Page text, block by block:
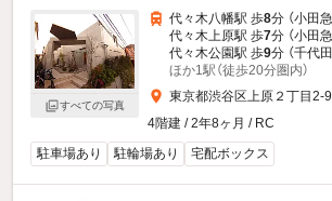
すべての写真
代々木八幡駅 歩8分 （小田急
代々木上原駅 歩7分 （小田
代々木公園駅 歩9分 （千代田
ほか1駅（徒歩20分圏内）
東京都渋谷区上原２丁目2-9
4階建 / 2年8ヶ月 / RC
駐車場あり
駐輪場あり 宅配ボックス